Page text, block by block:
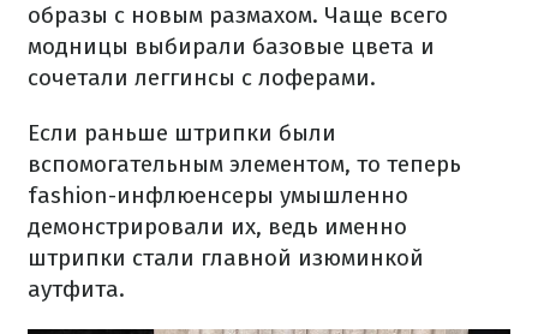
образы с новым размахом. Чаще всего
модницы выбирали базовые цвета и
сочетали леггинсы с лоферами.
Если раньше штрипки были
вспомогательным элементом, то теперь
fashion-инфлюенсеры умышленно
демонстрировали их, ведь именно
штрипки стали главной изюминкой
аутфита.